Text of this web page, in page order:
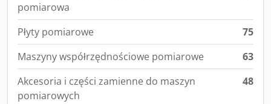
pomiarowa
Płyty pomiarowe
75
Maszyny współrzędnościowe pomiarowe
63
Akcesoria i części zamienne do maszyn
pomiarowych
48